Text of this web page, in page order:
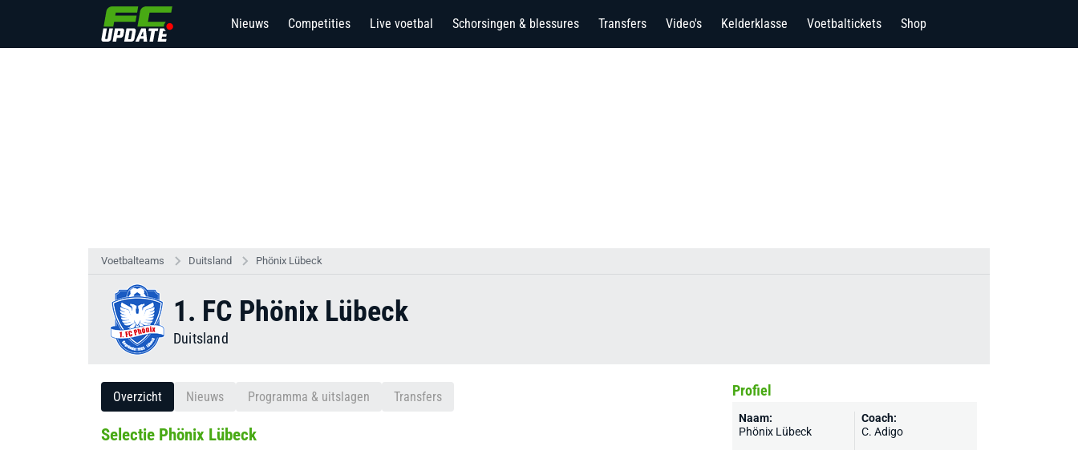
Nieuws Competities Live voetbal Schorsingen & blessures Transfers Video's Kelderklasse Voetbaltickets Shop
Voetbalteams Duitsland Phönix Lübeck
1. FC Phönix Lübeck
Duitsland
Overzicht Nieuws Programma & uitslagen Transfers
Selectie Phönix Lübeck
Profiel
Naam:
Phönix Lübeck
Coach:
C. Adigo